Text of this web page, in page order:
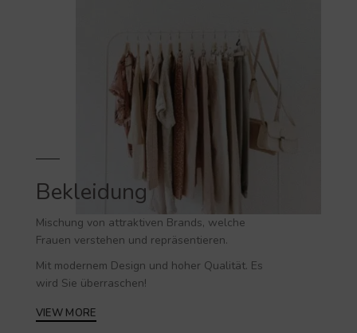
Bekleidung
Mischung von attraktiven Brands, welche
Frauen verstehen und repräsentieren.
Mit modernem Design und hoher Qualität. Es
wird Sie überraschen!
VIEW MORE